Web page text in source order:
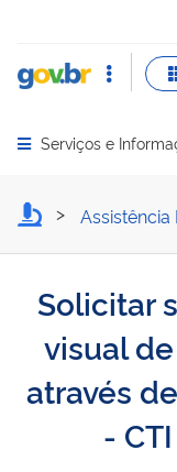
Abrir menu
Serviços e
Solicitar
Assistência
Solicitar
visual
através
-